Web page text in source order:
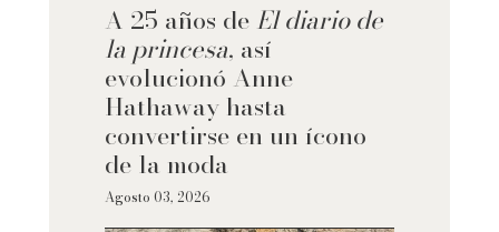
A 25 años de El diario de
la princesa, así
evolucionó Anne
Hathaway hasta
convertirse en un ícono
de la moda
Agosto 03, 2026